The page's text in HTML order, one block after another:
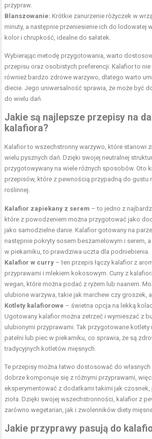
przypraw.
Blanszowanie: Krótkie zanurzenie różyczek w
minuty, a następnie przeniesienie ich do lodowatej
kolor i chrupkość, idealne do sałatek.
Wybierając metodę przygotowania, warto
przepisu oraz osobistych preferencji. Kalafior to
również bardzo zdrowe warzywo, dlatego warto
diecie. Jego uniwersalność sprawia, że może być
do wielu dań.
Jakie są najlepsze przepisy na
kalafiora?
Kalafior to wszechstronny warzywo, które stanowi
wielu pysznych dań. Dzięki swojej neutralnej
przygotowywany na wiele różnych sposobów. Oto
przepisów, które z pewnością przypadną do gustu
roślinnej.
Kalafior zapiekany z serem – to jedno z
które z powodzeniem można przygotować jako
jako samodzielne danie. Kalafior gotowany na
następnie pokryty sosem beszamelowym i serem,
w piekarniku, to prawdziwa uczta dla podniebienia.
Kalafior w curry – ten przepis łączy kalafior z
przyprawami i mlekiem kokosowym. Curry z
wegan, które można podać z ryżem lub naanem.
ulubione warzywa, takie jak marchew czy groszek,
Kotlety kalafiorowe – świetna opcja na lekką
Ugotowany kalafior można zetrzeć i wymieszać z
ulubionymi przyprawami. Tak przygotowane kotlety
patelni lub piec w piekarniku, co sprawia, że są
tradycyjnych kotletów mięsnych.
Te przepisy można łatwo dostosować do
dobrze komponuje się z różnymi przyprawami,
eksperymentować z dodatkami takimi jak czosnek,
zioła. Dzięki swojej wszechstronności, kalafior z
zarówno wegetarian, jak i zwolenników diety
Jakie przyprawy pasują do